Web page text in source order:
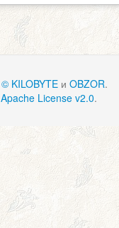
© KILOBYTEи OBZOR.
Apache License v2.0.